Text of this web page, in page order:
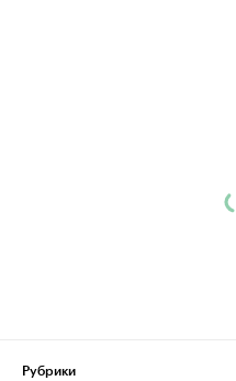
Рубрики